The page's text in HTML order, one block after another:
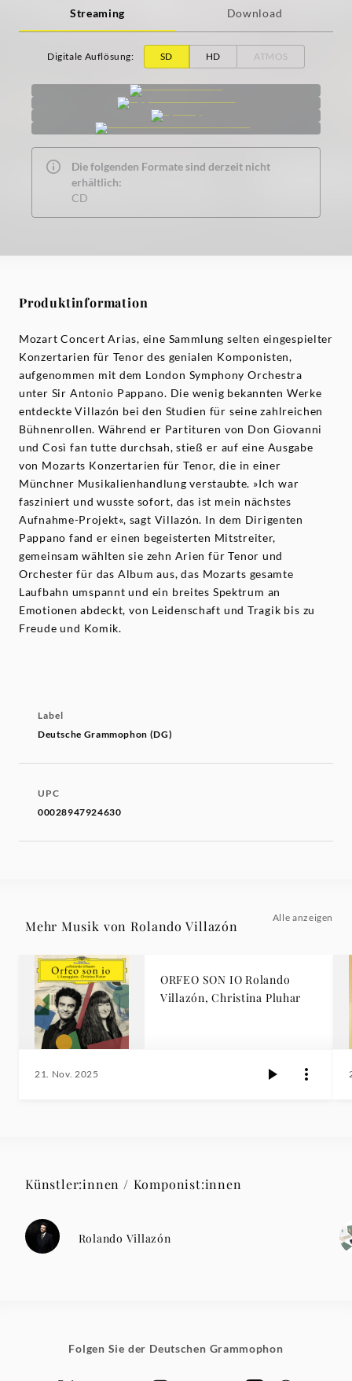
Streaming Download
Digitale Auflösung: SD HD ATMOS
Die folgenden Formate sind derzeit nicht
erhältlich:
CD
Produktinformation
Mozart Concert Arias, eine Sammlung selten eingespielter
Konzertarien für Tenor des genialen Komponisten,
aufgenommen mit dem London Symphony Orchestra
unter Sir Antonio Pappano. Die wenig bekannten Werke
entdeckte Villazón bei den Studien für seine zahlreichen
Bühnenrollen. Während er Partituren von Don Giovanni
und Così fan tutte durchsah, stieß er auf eine Ausgabe
von Mozarts Konzertarien für Tenor, die in einer
Münchner Musikalienhandlung verstaubte. »Ich war
fasziniert und wusste sofort, das ist mein nächstes
Aufnahme-Projekt«, sagt Villazón. In dem Dirigenten
Pappano fand er einen begeisterten Mitstreiter,
gemeinsam wählten sie zehn Arien für Tenor und
Orchester für das Album aus, das Mozarts gesamte
Laufbahn umspannt und ein breites Spektrum an
Emotionen abdeckt, von Leidenschaft und Tragik bis zu
Freude und Komik.
Label
Deutsche Grammophon (DG)
UPC
00028947924630
Mehr Musik von Rolando Villazón
Alle anzeigen
ORFEO SON IO Rolando
Villazón, Christina Pluhar
21. Nov. 2025
Künstler:innen / Komponist:innen
Rolando Villazón
Folgen Sie der Deutschen Grammophon